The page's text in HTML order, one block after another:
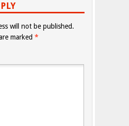
will not be published.
marked *